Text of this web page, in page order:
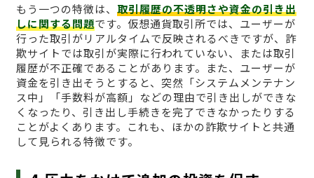
もう一つの特徴は、 取引履歴の不透明さや資金の引き出
しに関する問題です。仮想通貨取引所では、ユーザーが
行った取引がリアルタイムで反映されるべきですが、詐
欺サイトでは取引が実際に行われていない、または取引
履歴が不正確であることがあります。また、ユーザーが
資金を引き出そうとすると、突然「システムメンテナン
ス中」「手数料が高額」などの理由で引き出しができな
くなったり、引き出し手続きを完了できなかったりする
ことがよくあります。これも、ほかの詐欺サイトと共通
して見られる特徴です。